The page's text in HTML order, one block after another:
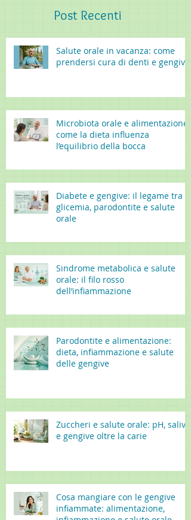
Post Recenti
Salute orale in vacanza: come
prendersi cura di denti e gengive
Microbiota orale e alimentazione:
come la dieta influenza
l’equilibrio della bocca
Diabete e gengive: il legame tra
glicemia, parodontite e salute
orale
Sindrome metabolica e salute
orale: il filo rosso
dell’infiammazione
Parodontite e alimentazione:
dieta, infiammazione e salute
delle gengive
Zuccheri e salute orale: pH, saliva
e gengive oltre la carie
Cosa mangiare con le gengive
infiammate: alimentazione,